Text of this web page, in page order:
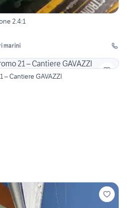
MS2B riduzione 2.4:1
marini
– Cantiere GAVAZZI